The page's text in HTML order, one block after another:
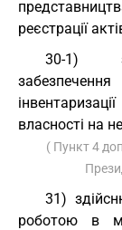
реєстрації
30-1)
власності на
( Пункт 4
31)
роботою в